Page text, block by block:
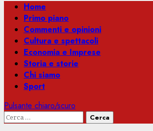
Menu
principale
Home
Primo piano
Commenti e opinioni
Cultura e spettacoli
Economia e Imprese
Storia e storie
Chi siamo
Sport
Pulsante chiaro/scuro
Ricerca